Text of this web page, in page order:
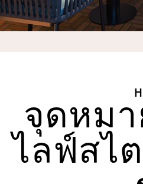
จุดหมา
ไลฟ์สไ